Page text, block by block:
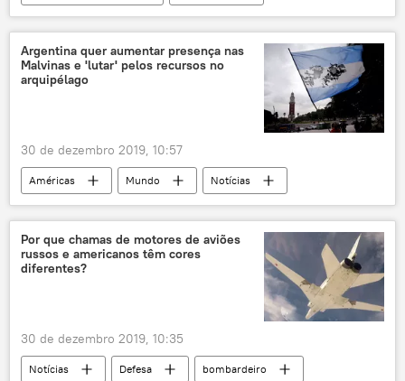
Notícias
pulsares
NASA
raios cósmicos
Terra
Goddard Space Flight Center
Argentina quer aumentar presença nas
Malvinas e 'lutar' pelos recursos no
arquipélago
30 de dezembro 2019, 10:57
Américas Mundo
Notícias
Malvinas
Guerra das Malvinas
Alberto Fernández
recursos naturais
hidrocarbonetos
Reino Unido
Por que chamas de motores de aviões
russos e americanos têm cores
diferentes?
30 de dezembro 2019, 10:35
Notícias Defesa
bombardeiro